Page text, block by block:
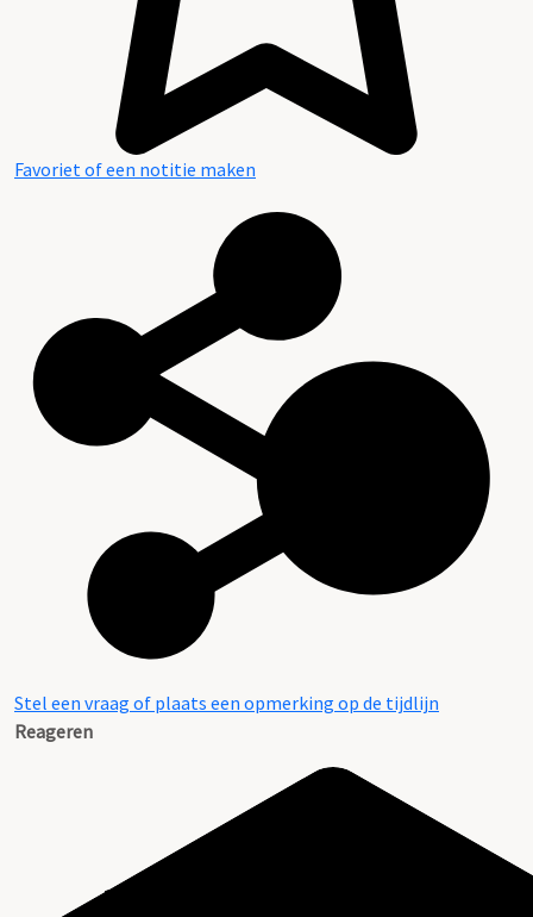
Favoriet of een notitie maken
Stel een vraag of plaats een opmerking op de tijdlijn
Reageren